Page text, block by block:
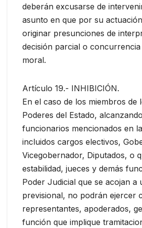
deberán excusarse de
asunto en que por su
originar presunciones de
decisión parcial o
moral.
Artículo 19.- INHIBICIÓN.
En el caso de los miembros de
Poderes del Estado,
funcionarios mencionados en
incluidos cargos electivos,
Vicegobernador, Diputados, o
estabilidad, jueces y demás
Poder Judicial que se acojan a
previsional, no podrán ejercer
representantes, apoderados,
función que implique